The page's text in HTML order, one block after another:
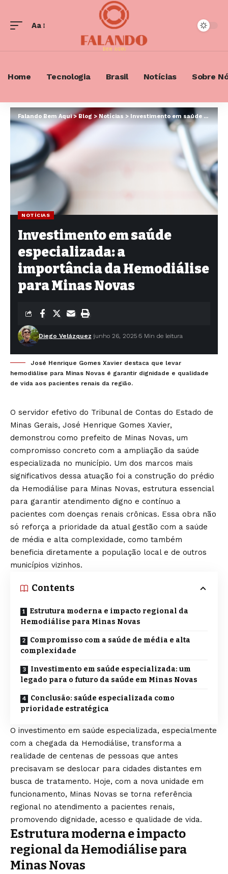
Font
Aa
Home Tecnologia Brasil Notícias Sobre
Falando Bem Aqui>Blog >Notícias>Investimento em saúde especializada: a importância da Hemodiálise para Minas Novas
NOTÍCIAS
Investimento em saúde
especializada: a
importância da Hemodiálise
para Minas Novas
Diego Velázquez junho 26, 2025 5 Min de leitura
José Henrique Gomes Xavier destaca que levar
hemodiálise para Minas Novas é garantir dignidade e qualidade
de vida aos pacientes renais da região.
O servidor efetivo do Tribunal de Contas do Estado de
Minas Gerais, José Henrique Gomes Xavier,
demonstrou como prefeito de Minas Novas, um
compromisso concreto com a ampliação da saúde
especializada no município. Um dos marcos mais
significativos dessa atuação foi a construção do prédio
da Hemodiálise para Minas Novas, estrutura essencial
para garantir atendimento digno e contínuo a
pacientes com doenças renais crônicas. Essa obra não
só reforça a prioridade da atual gestão com a saúde
de média e alta complexidade, como também
beneficia diretamente a população local e de outros
municípios vizinhos.
Contents
Estrutura moderna e impacto regional da
Hemodiálise para Minas Novas
Compromisso com a saúde de média e alta
complexidade
Investimento em saúde especializada: um
legado para o futuro da saúde em Minas Novas
Conclusão: saúde especializada como
prioridade estratégica
O investimento em saúde especializada, especialmente
com a chegada da Hemodiálise, transforma a
realidade de centenas de pessoas que antes
precisavam se deslocar para cidades distantes em
busca de tratamento. Hoje, com a nova unidade em
funcionamento, Minas Novas se torna referência
regional no atendimento a pacientes renais,
promovendo dignidade, acesso e qualidade de vida.
Estrutura moderna e impacto
regional da Hemodiálise para
Minas Novas